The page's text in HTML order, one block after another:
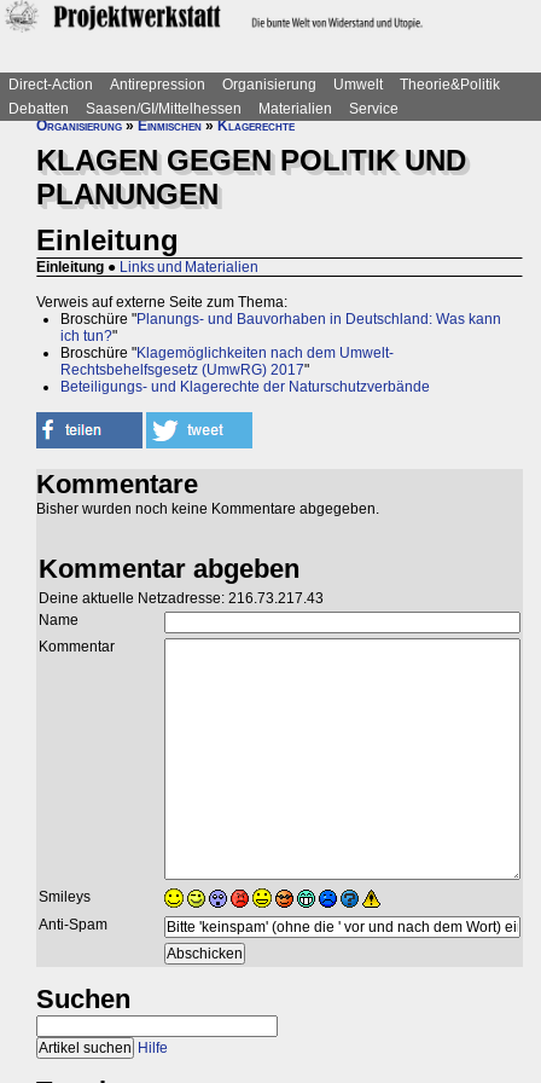
Direct-Action Antirepression Organisierung Umwelt
Theorie&Politik
Debatten
Saasen/GI/Mittelhessen Materialien
Service
Organisierung»Einmischen»Klagerechte
KLAGEN GEGEN POLITIK UND
PLANUNGEN
Einleitung
Einleitung ● Links und Materialien
Verweis auf externe Seite zum Thema:
Broschüre "Planungs- und Bauvorhaben in Deutschland: Was kann
ich tun?"
Broschüre "Klagemöglichkeiten nach dem Umwelt-
Rechtsbehelfsgesetz (UmwRG) 2017"
Beteiligungs- und Klagerechte der Naturschutzverbände
Kommentare
Bisher wurden noch keine Kommentare abgegeben.
Kommentar abgeben
Deine aktuelle Netzadresse: 216.73.217.43
Name
Kommentar
Smileys
Anti-Spam
Suchen
Hilfe